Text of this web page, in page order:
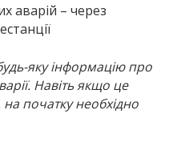
аварій – через
яку інформацію про
Навіть якщо це
початку необхідно